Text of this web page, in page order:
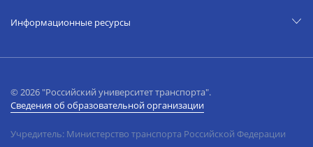
Информационные ресурсы
© 2026 "Российский университет транспорта".
Сведения об образовательной организации
Учредитель: Министерство транспорта Российской Федерации